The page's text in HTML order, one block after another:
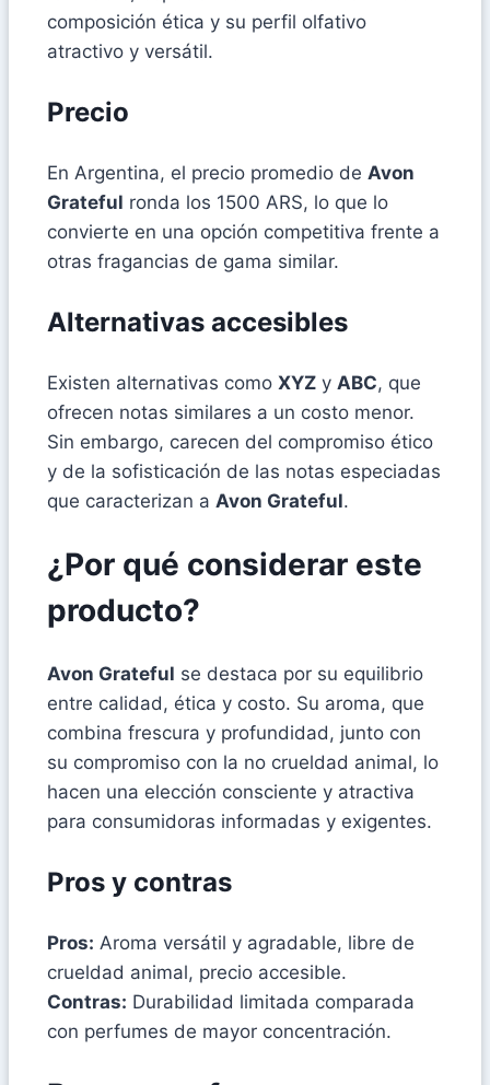
composición ética y su perfil olfativo
atractivo y versátil.
Precio
En Argentina, el precio promedio de Avon
Grateful ronda los 1500 ARS, lo que lo
convierte en una opción competitiva frente a
otras fragancias de gama similar.
Alternativas accesibles
Existen alternativas como XYZ y ABC, que
ofrecen notas similares a un costo menor.
Sin embargo, carecen del compromiso ético
y de la sofisticación de las notas especiadas
que caracterizan a Avon Grateful.
¿Por qué considerar este
producto?
Avon Grateful se destaca por su equilibrio
entre calidad, ética y costo. Su aroma, que
combina frescura y profundidad, junto con
su compromiso con la no crueldad animal, lo
hacen una elección consciente y atractiva
para consumidoras informadas y exigentes.
Pros y contras
Pros: Aroma versátil y agradable, libre de
crueldad animal, precio accesible.
Contras: Durabilidad limitada comparada
con perfumes de mayor concentración.